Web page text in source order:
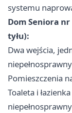
systemu
Dom Seniora
tyłu):
Dwa wejścia,
Pomieszczenia
Toaleta i